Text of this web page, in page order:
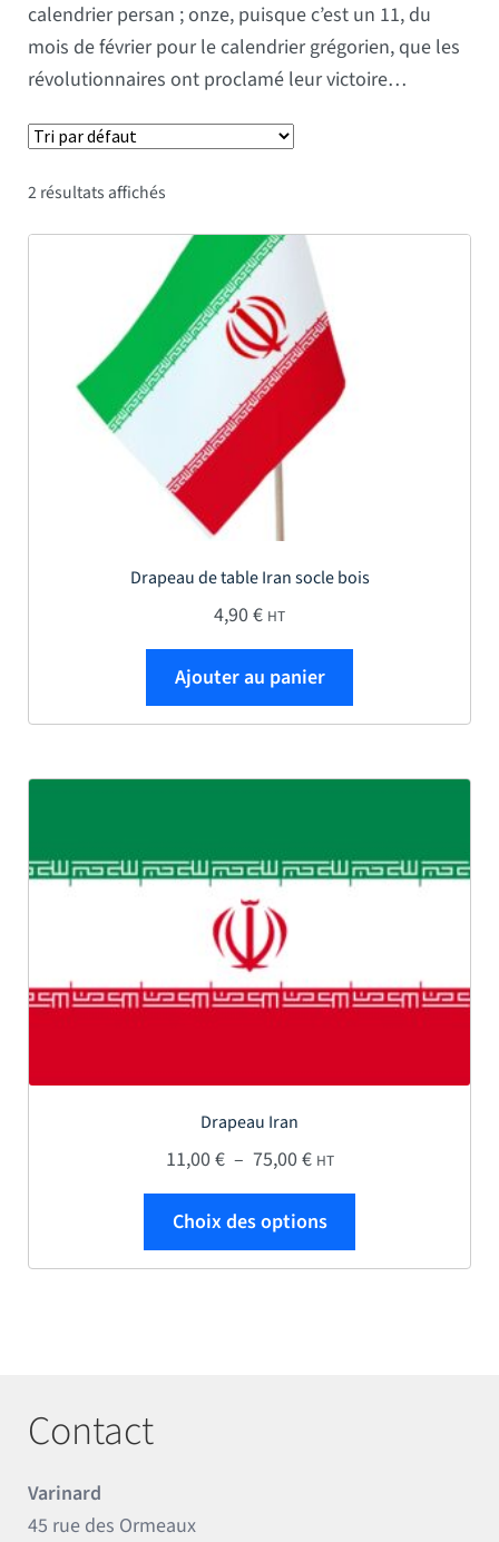
calendrier persan ; onze, puisque c’est un 11, du
mois de février pour le calendrier grégorien, que les
révolutionnaires ont proclamé leur victoire…
2 résultats affichés
Drapeau de table Iran socle bois
4,90€ HT
Ajouter au panier
Drapeau Iran
11,00€ – 75,00€Plage de prix : 11,00 €
HT
Choix des options
Contact
Varinard
45 rue des Ormeaux